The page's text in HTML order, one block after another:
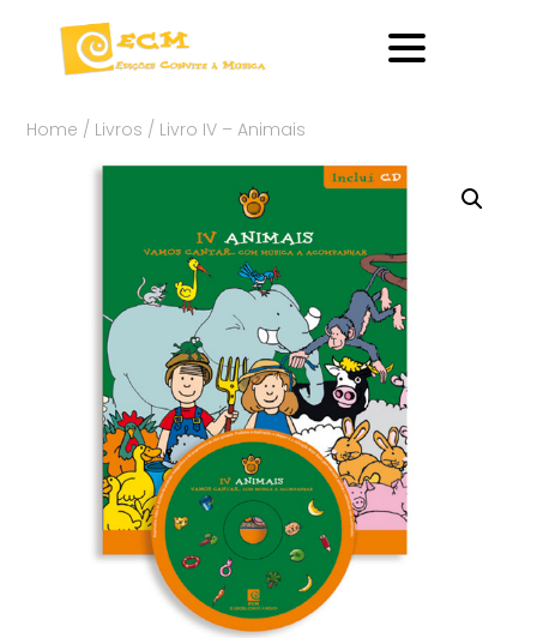
Home / Livros / Livro IV – Animais